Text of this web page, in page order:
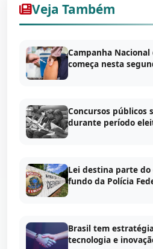
Veja Também
Campanha
começa nesta
Concursos públicos
durante período
Lei destina parte
fundo da Polícia
Brasil tem
tecnologia e